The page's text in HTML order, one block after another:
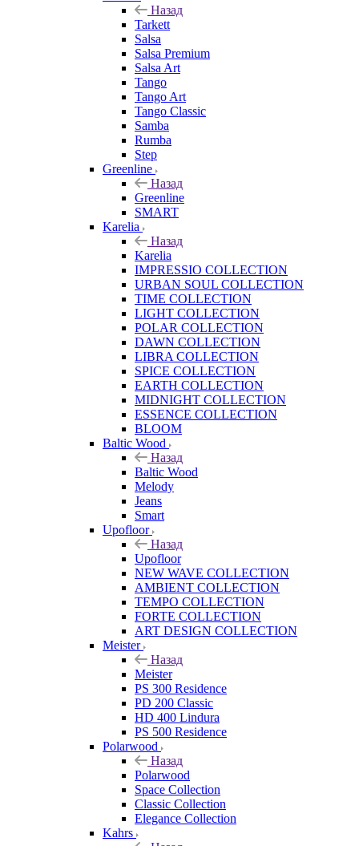
Назад
Tarkett
Salsa
Salsa Premium
Salsa Art
Tango
Tango Art
Tango Classic
Samba
Rumba
Step
Greenline
Назад
Greenline
SMART
Karelia
Назад
Karelia
IMPRESSIO COLLECTION
URBAN SOUL COLLECTION
TIME COLLECTION
LIGHT COLLECTION
POLAR COLLECTION
DAWN COLLECTION
LIBRA COLLECTION
SPICE COLLECTION
EARTH COLLECTION
MIDNIGHT COLLECTION
ESSENCE COLLECTION
BLOOM
Baltic Wood
Назад
Baltic Wood
Melody
Jeans
Smart
Upofloor
Назад
Upofloor
NEW WAVE COLLECTION
AMBIENT COLLECTION
TEMPO COLLECTION
FORTE COLLECTION
ART DESIGN COLLECTION
Meister
Назад
Meister
PS 300 Residence
PD 200 Classic
HD 400 Lindura
PS 500 Residence
Polarwood
Назад
Polarwood
Space Collection
Classic Collection
Elegance Collection
Kahrs